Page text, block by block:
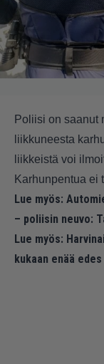
Poliisi on saanut
liikkuneesta
liikkeistä voi
Karhunpentua ei
Lue myös:
– poliisin neuvo:
Lue myös:
kukaan enää